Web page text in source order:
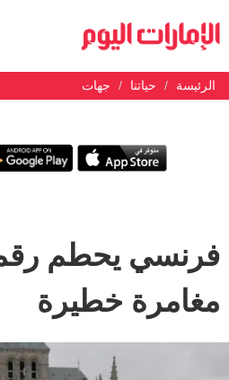
الرئيسة حياتنا جهات
فرنسي يحطم
مغامرة خطيرة